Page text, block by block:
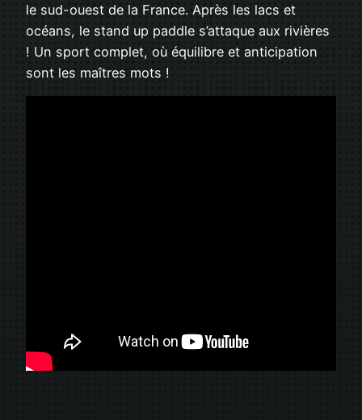
le sud-ouest de la France. Après les lacs et
océans, le stand up paddle s’attaque aux rivières
! Un sport complet, où équilibre et anticipation
sont les maîtres mots !